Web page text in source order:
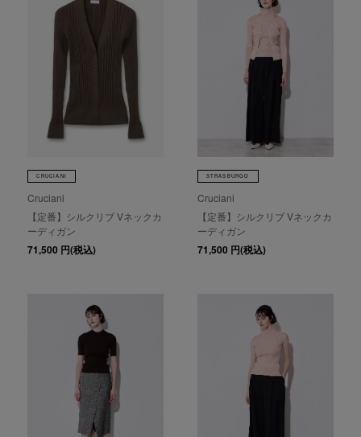
CRUCIANI
Cruciani
【定番】シルクリブ Vネックカ
ーディガン
71,500 円(税込)
STRASBURGO
Cruciani
【定番】シルクリブ Vネックカ
ーディガン
71,500 円(税込)